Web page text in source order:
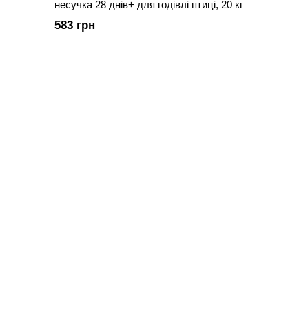
несучка 28 днів+ для годівлі птиці, 20 кг
583 грн